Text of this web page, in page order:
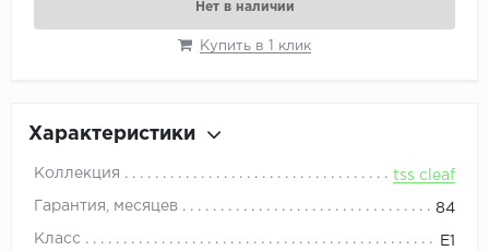
Нет в наличии
Купить в 1 клик
Характеристики
Коллекция tss cleaf
Гарантия, месяцев 84
Класс E1